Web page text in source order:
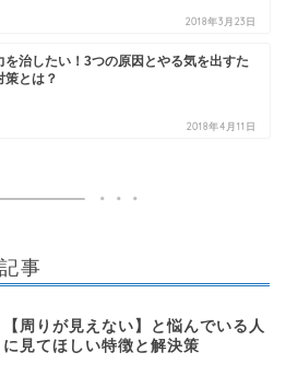
2018年3月23日
を治したい！3つの原因とやる気を出すた
策とは？
2018年4月11日
事
【周りが見えない】と悩んでいる人
に見てほしい特徴と解決策